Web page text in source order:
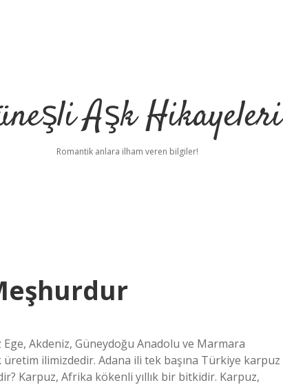
Aşk Hikayeleri
Romantik anlara ilham veren bilgiler!
Akdeniz, Güneydoğu Anadolu ve Marmara
ilimizdedir. Adana ili tek başına Türkiye karpuz
Karpuz, Afrika kökenli yıllık bir bitkidir. Karpuz,